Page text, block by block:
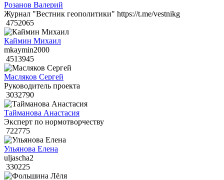
Розанов Валерий
Журнал "Вестник геополитики" https://t.me/vestnikg
4752065
Каймин Михаил
mkaymin2000
4513945
Масляков Сергей
Руководитель проекта
3032790
Тайманова Анастасия
Эксперт по нормотворчеству
722775
Ульянова Елена
uljascha2
330225